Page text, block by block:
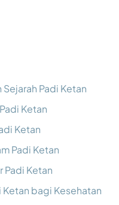
Sejarah Padi Ketan
Ketan
Ketan
Padi Ketan
Padi Ketan
Ketan bagi Kesehatan